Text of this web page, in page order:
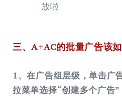
放啦
三、A+AC的批量广告该
1、在广告组层级，单击广
拉菜单选择“创建多个广告”